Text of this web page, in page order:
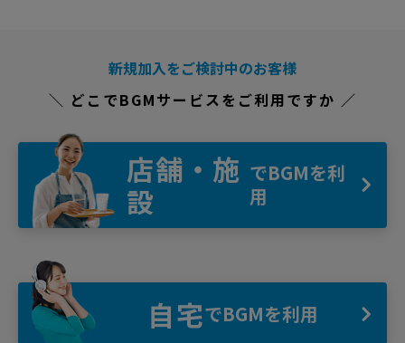
新規加入をご検討中のお客様
＼ どこでBGMサービスをご利用ですか ／
店舗・施
設
でBGMを利
用
自宅でBGMを利用